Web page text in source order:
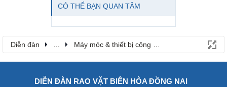
CÓ THỂ BẠN QUAN TÂM
Diễn đàn Máy móc & thiết bị công nông nghiệp
DIỄN ĐÀN RAO VẶT BIÊN HÒA ĐỒNG NAI